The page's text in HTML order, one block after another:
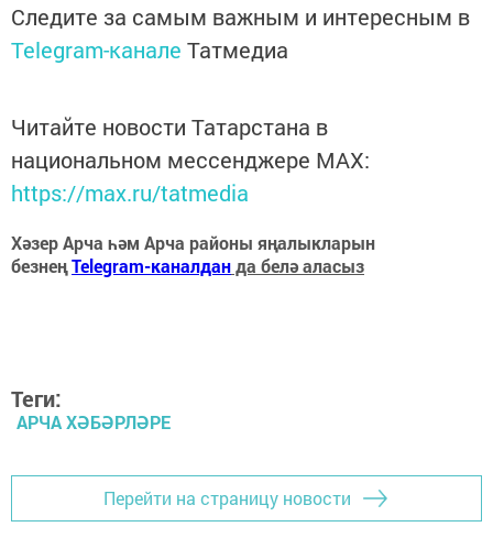
Следите за самым важным и интересным в
Telegram-канале Татмедиа
Читайте новости Татарстана в
национальном мессенджере MАХ:
https://max.ru/tatmedia
Хәзер Арча һәм Арча районы яңалыкларын
безнеңTelegram-каналданда белә аласыз
Теги:
АРЧА ХӘБӘРЛӘРЕ
Перейти на страницу новости